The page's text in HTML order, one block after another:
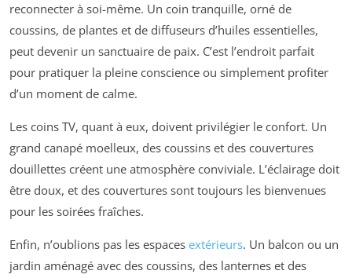
reconnecter à soi-même. Un coin tranquille, orné de
coussins, de plantes et de diffuseurs d’huiles essentielles,
peut devenir un sanctuaire de paix. C’est l’endroit parfait
pour pratiquer la pleine conscience ou simplement profiter
d’un moment de calme.
Les coins TV, quant à eux, doivent privilégier le confort. Un
grand canapé moelleux, des coussins et des couvertures
douillettes créent une atmosphère conviviale. L’éclairage doit
être doux, et des couvertures sont toujours les bienvenues
pour les soirées fraîches.
Enfin, n’oublions pas les espaces extérieurs. Un balcon ou un
jardin aménagé avec des coussins, des lanternes et des